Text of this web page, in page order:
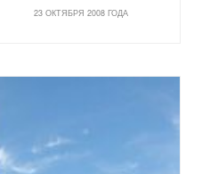
23 ОКТЯБРЯ 2008 ГОДА